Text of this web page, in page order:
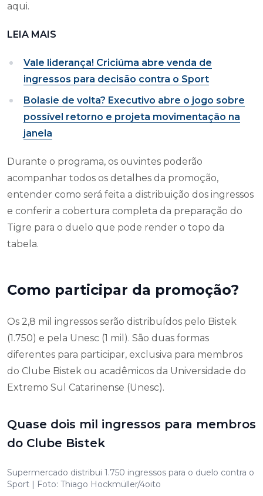
aqui.
LEIA MAIS
Vale liderança! Criciúma abre venda de
ingressos para decisão contra o Sport
Bolasie de volta? Executivo abre o jogo sobre
possível retorno e projeta movimentação na
janela
Durante o programa, os ouvintes poderão
acompanhar todos os detalhes da promoção,
entender como será feita a distribuição dos ingressos
e conferir a cobertura completa da preparação do
Tigre para o duelo que pode render o topo da
tabela.
Como participar da promoção?
Os 2,8 mil ingressos serão distribuídos pelo Bistek
(1.750) e pela Unesc (1 mil). São duas formas
diferentes para participar, exclusiva para membros
do Clube Bistek ou acadêmicos da Universidade do
Extremo Sul Catarinense (Unesc).
Quase dois mil ingressos para membros
do Clube Bistek
Supermercado distribui 1.750 ingressos para o duelo contra o
Sport | Foto: Thiago Hockmüller/4oito